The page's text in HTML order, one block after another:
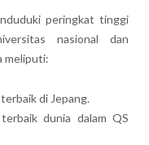
peringkat tinggi
nasional dan
meliputi:
di Jepang.
dunia dalam QS